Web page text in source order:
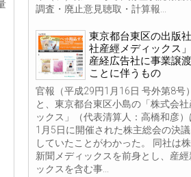
調査・廃止意見聴取・計算報...
東京都台東区の出版
社産經メディックス
産経広告社に事業譲
ことに伴うもの
官報（平成29円1月16日 号外第8号
と、東京都台東区小島の「株式会社
ックス」（代表清算人：高橋和彦
1月5日に開催された株主総会の決
していたことがわかった。 同社は
新聞メディックスを前身とし、産經
ックスを含む事...